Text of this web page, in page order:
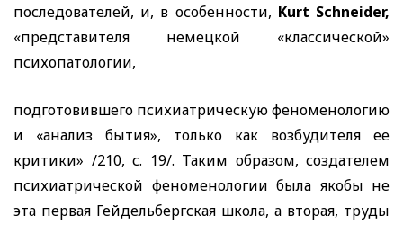
последователей, и, в особенности, Kurt Schneider,
«представителя немецкой «классической»
психопатологии,
подготовившего психиатрическую феноменологию
и «анализ бытия», только как возбудителя ее
критики» /210, с. 19/. Таким образом, создателем
психиатрической феноменологии была якобы не
эта первая Гейдельбергская школа, а вторая, труды